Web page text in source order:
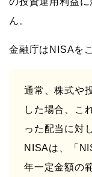
ん。
金融庁はNISAを
通常、株式や
した場合、こ
った配当に対
NISAは、「
年一定金額の